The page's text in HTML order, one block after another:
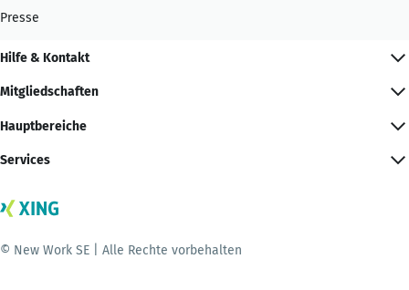
Presse
Hilfe & Kontakt
Mitgliedschaften
Hauptbereiche
Services
© New Work SE | Alle Rechte vorbehalten